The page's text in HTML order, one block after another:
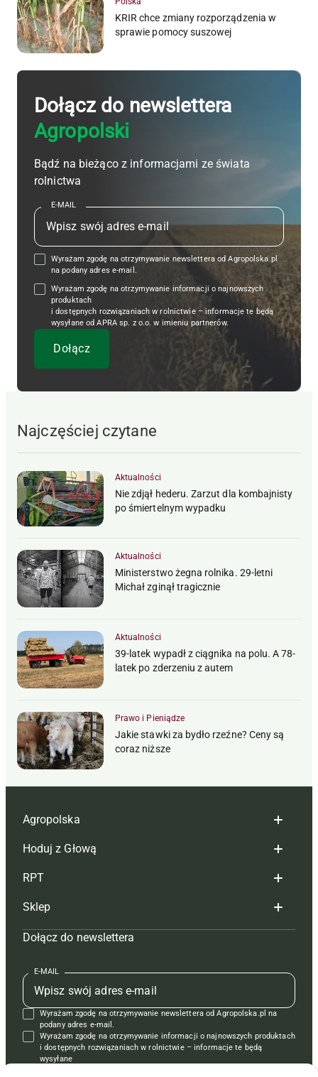
KRIR chce zmiany rozporządzenia w
sprawie pomocy suszowej
Dołącz do newslettera
Agropolski
Bądź na bieżąco z informacjami ze świata
rolnictwa
E-MAIL
Wyrażam zgodę na otrzymywanie newslettera od Agropolska.pl
na podany adres e-mail.
Wyrażam zgodę na otrzymywanie informacji o najnowszych
produktach
i dostępnych rozwiązaniach w rolnictwie – informacje te będą
wysyłane od APRA sp. z o.o. w imieniu partnerów.
Najczęściej czytane
Aktualności
Nie zdjął hederu. Zarzut dla kombajnisty
po śmiertelnym wypadku
Aktualności
Ministerstwo żegna rolnika. 29-letni
Michał zginął tragicznie
Aktualności
39-latek wypadł z ciągnika na polu. A 78-
latek po zderzeniu z autem
Prawo i Pieniądze
Jakie stawki za bydło rzeźne? Ceny są
coraz niższe
Agropolska
Redakcja
Reklama
Tagi
Mapa serwisu
Kontakt
Regulamin
Polityka prywatności
Hoduj z Głową
Hoduj z głową bydło
Hoduj z głową świnie
Prenumerata
Redakcja
Kontakt
Reklama
RPT
Redakcja
Prenumerata
Reklama
Kontakt
Krzyżówki
Sklep
Czasopisma i prenumerata
Książki
Regulamin
Dołącz do newslettera
E-MAIL
Wyrażam zgodę na otrzymywanie newslettera od Agropolska.pl na
podany adres e-mail.
Wyrażam zgodę na otrzymywanie informacji o najnowszych produktach
i dostępnych rozwiązaniach w rolnictwie – informacje te będą
wysyłane